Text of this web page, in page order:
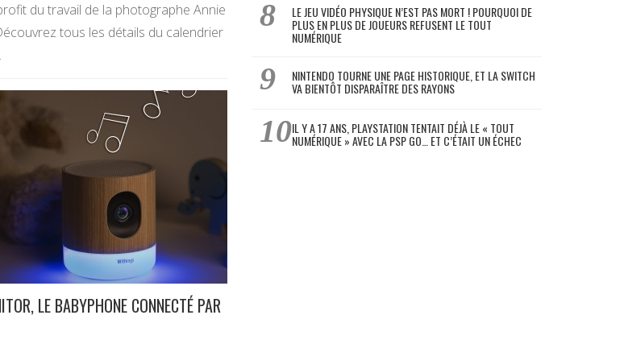
du travail de la photographe Annie
tous les détails du calendrier
LE BABYPHONE CONNECTÉ PAR
LE JEU VIDÉO PHYSIQUE N’EST PAS MORT ! POURQUOI DE
PLUS EN PLUS DE JOUEURS REFUSENT LE TOUT
NUMÉRIQUE
NINTENDO TOURNE UNE PAGE HISTORIQUE, ET LA SWITCH
VA BIENTÔT DISPARAÎTRE DES RAYONS
IL Y A 17 ANS, PLAYSTATION TENTAIT DÉJÀ LE « TOUT
NUMÉRIQUE » AVEC LA PSP GO… ET C’ÉTAIT UN ÉCHEC